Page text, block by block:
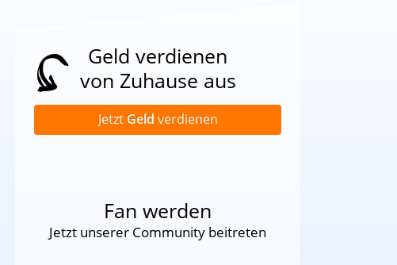
Geld verdienen
von Zuhause aus
Jetzt Geld verdienen
Fan werden
Jetzt unserer Community beitreten